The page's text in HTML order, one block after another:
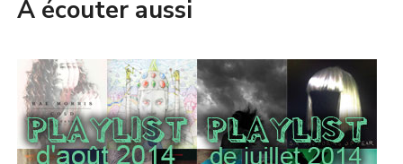
A écouter aussi